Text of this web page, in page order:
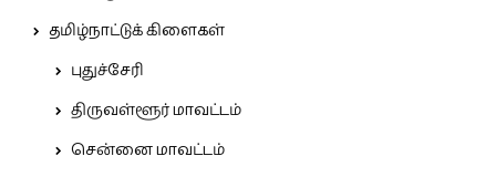
தமிழ்நாட்டுக் கிளைகள்
புதுச்சேரி
திருவள்ளூர் மாவட்டம்
சென்னை மாவட்டம்